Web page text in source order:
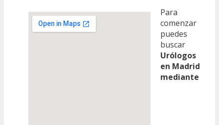
Para
comenzar
puedes
buscar
Urólogos
en Madrid
mediante